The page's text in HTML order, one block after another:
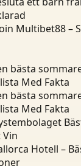
Multibet88 –
bästa
Med Fakta
bästa
Med Fakta
Hotell –